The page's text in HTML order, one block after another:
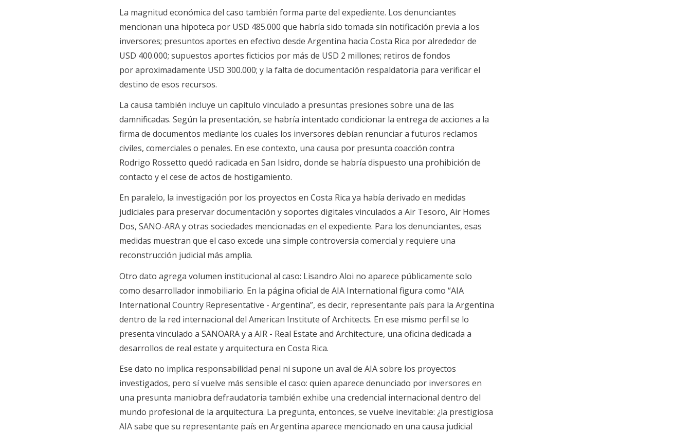
La magnitud económica del caso también forma parte del expediente. Los denunciantes
mencionan una hipoteca por USD 485.000 que habría sido tomada sin notificación previa a los
inversores; presuntos aportes en efectivo desde Argentina hacia Costa Rica por alrededor de
USD 400.000; supuestos aportes ficticios por más de USD 2 millones; retiros de fondos
por aproximadamente USD 300.000; y la falta de documentación respaldatoria para verificar el
destino de esos recursos.
La causa también incluye un capítulo vinculado a presuntas presiones sobre una de las
damnificadas. Según la presentación, se habría intentado condicionar la entrega de acciones a la
firma de documentos mediante los cuales los inversores debían renunciar a futuros reclamos
civiles, comerciales o penales. En ese contexto, una causa por presunta coacción contra
Rodrigo Rossetto quedó radicada en San Isidro, donde se habría dispuesto una prohibición de
contacto y el cese de actos de hostigamiento.
En paralelo, la investigación por los proyectos en Costa Rica ya había derivado en medidas
judiciales para preservar documentación y soportes digitales vinculados a Air Tesoro, Air Homes
Dos, SANO-ARA y otras sociedades mencionadas en el expediente. Para los denunciantes, esas
medidas muestran que el caso excede una simple controversia comercial y requiere una
reconstrucción judicial más amplia.
Otro dato agrega volumen institucional al caso: Lisandro Aloi no aparece públicamente solo
como desarrollador inmobiliario. En la página oficial de AIA International figura como “AIA
International Country Representative - Argentina”, es decir, representante país para la Argentina
dentro de la red internacional del American Institute of Architects. En ese mismo perfil se lo
presenta vinculado a SANOARA y a AIR - Real Estate and Architecture, una oficina dedicada a
desarrollos de real estate y arquitectura en Costa Rica.
Ese dato no implica responsabilidad penal ni supone un aval de AIA sobre los proyectos
investigados, pero sí vuelve más sensible el caso: quien aparece denunciado por inversores en
una presunta maniobra defraudatoria también exhibe una credencial internacional dentro del
mundo profesional de la arquitectura. La pregunta, entonces, se vuelve inevitable: ¿la prestigiosa
AIA sabe que su representante país en Argentina aparece mencionado en una causa judicial